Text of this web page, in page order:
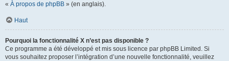
« À propos de phpBB » (en anglais).
Haut
Pourquoi la fonctionnalité X n’est pas disponible ?
Ce programme a été développé et mis sous licence par phpBB Limited. Si
vous souhaitez proposer l’intégration d’une nouvelle fonctionnalité, veuillez